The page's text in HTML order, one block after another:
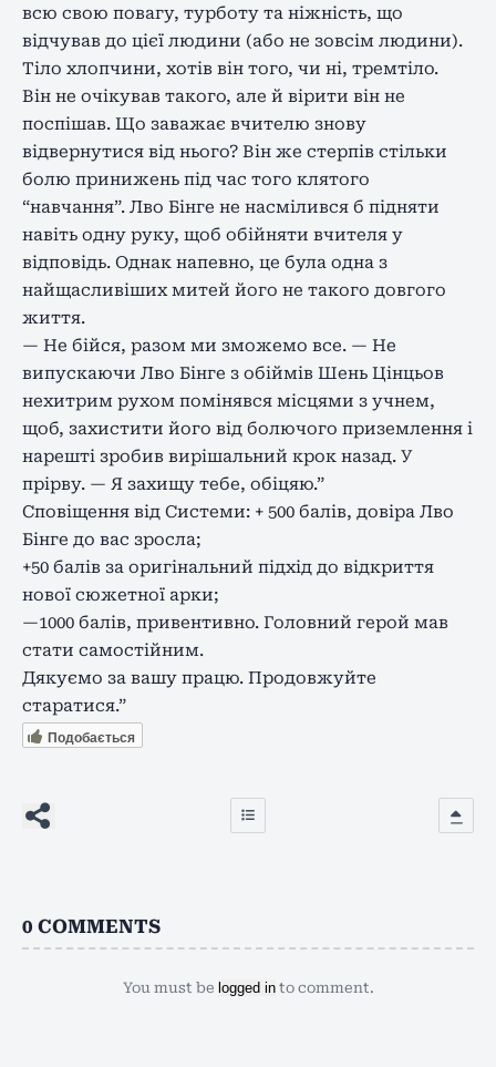
всю свою повагу, турботу та ніжність, що
відчував до цієї людини (або не зовсім людини).
Тіло хлопчини, хотів він того, чи ні, тремтіло.
Він не очікував такого, але й вірити він не
поспішав. Що заважає вчителю знову
відвернутися від нього? Він же стерпів стільки
болю принижень під час того клятого
“навчання”. Лво Бінге не насмілився б підняти
навіть одну руку, щоб обійняти вчителя у
відповідь. Однак напевно, це була одна з
найщасливіших митей його не такого довгого
життя.
— Не бійся, разом ми зможемо все. — Не
випускаючи Лво Бінге з обіймів Шень Цінцьов
нехитрим рухом помінявся місцями з учнем,
щоб, захистити його від болючого приземлення і
нарешті зробив вирішальний крок назад. У
прірву. — Я захищу тебе, обіцяю.”
Сповіщення від Системи: + 500 балів, довіра Лво
Бінге до вас зросла;
+50 балів за оригінальний підхід до відкриття
нової сюжетної арки;
—1000 балів, привентивно. Головний герой мав
стати самостійним.
Дякуємо за вашу працю. Продовжуйте
старатися.”
Подобається
0 COMMENTS
You must be logged into comment.